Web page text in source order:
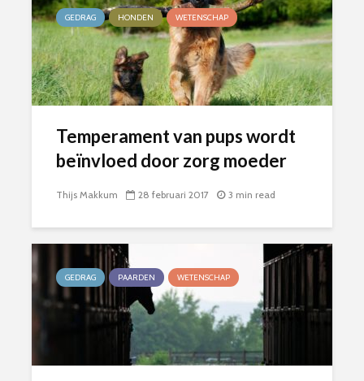
GEDRAG HONDEN WETENSCHAP
Temperament van pups wordt
beïnvloed door zorg moeder
Thijs Makkum 28 februari 2017 3 min read
GEDRAG PAARDEN WETENSCHAP